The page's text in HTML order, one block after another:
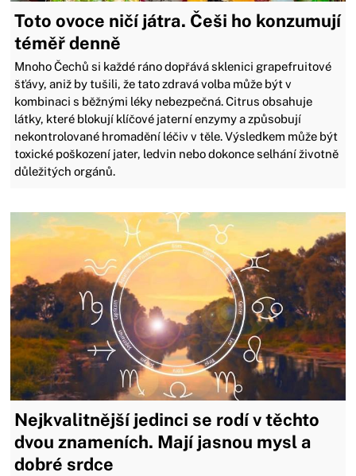
Toto ovoce ničí játra. Češi ho konzumují
téměř denně
Mnoho Čechů si každé ráno dopřává sklenici grapefruitové
šťávy, aniž by tušili, že tato zdravá volba může být v
kombinaci s běžnými léky nebezpečná. Citrus obsahuje
látky, které blokují klíčové jaterní enzymy a způsobují
nekontrolované hromadění léčiv v těle. Výsledkem může být
toxické poškození jater, ledvin nebo dokonce selhání životně
důležitých orgánů.
Nejkvalitnější jedinci se rodí v těchto
dvou znameních. Mají jasnou mysl a
dobré srdce